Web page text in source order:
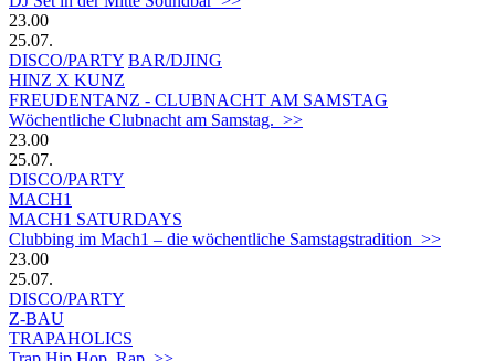
23.00
25.07.
DISCO/PARTY BAR/DJING
HINZ X KUNZ
FREUDENTANZ - CLUBNACHT AM SAMSTAG
Wöchentliche Clubnacht am Samstag. >>
23.00
25.07.
DISCO/PARTY
MACH1
MACH1 SATURDAYS
Clubbing im Mach1 – die wöchentliche Samstagstradition >>
23.00
25.07.
DISCO/PARTY
Z-BAU
TRAPAHOLICS